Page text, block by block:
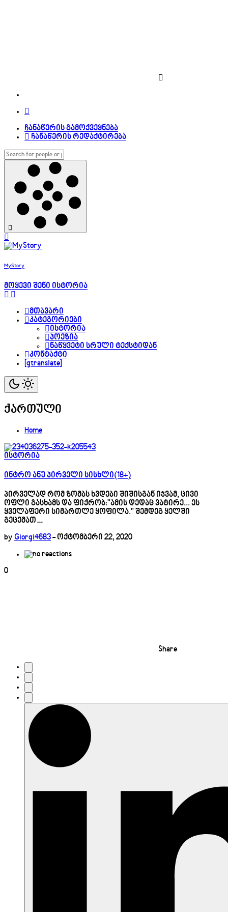
ჩანაწერის გამოქვეყნება
ჩანაწერის რედაქტირება
MyStory
მოყევი შენი ისტორია
მთავარი
კატეგორიები
ისტორია
პოეზია
ნაწყვეტი სრული ტექსტიდან
კონტაქტი
[gtranslate]
ქართული
Home
ისტორია
ინტრო ანუ პირველი სისხლი(18+)
პირველად რომ ზომბს ხვდები შიშისგან იჯვამ, ცივი
ოფლი გასხამს და ფიქრობ:"ამის დედაც ვატირე... ეს
ყველაფერი სიმართლე ყოფილა." შემდეგ ყელში
გეცემათ…
by Giorgi4683-ოქტომბერი 22, 2020
0
Share